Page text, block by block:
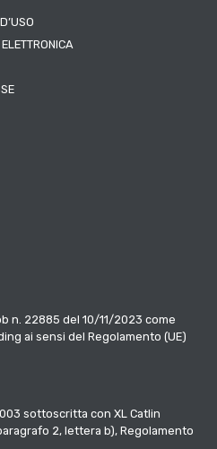
n. 22885 del 10/11/2023 come
ai sensi del Regolamento (UE)
sottoscritta con XL Catlin
2, lettera b), Regolamento